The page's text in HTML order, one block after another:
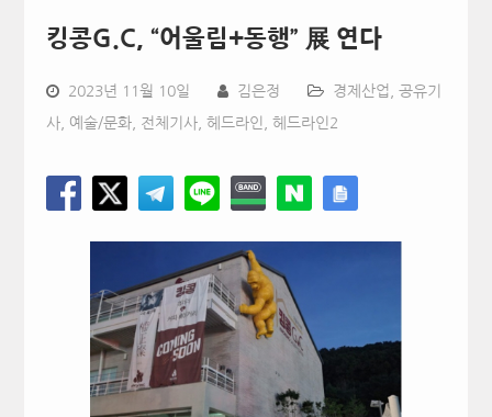
킹콩G.C, “어울림+동행” 展 연다
2023년 11월 10일 김은정 경제산업 공유기
사, 예술/문화, 전체기사, 헤드라인 헤드라인2